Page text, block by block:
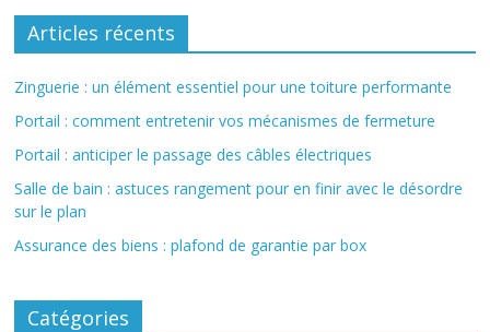
Articles récents
Zinguerie : un élément essentiel pour une toiture performante
Portail : comment entretenir vos mécanismes de fermeture
Portail : anticiper le passage des câbles électriques
Salle de bain : astuces rangement pour en finir avec le désordre
sur le plan
Assurance des biens : plafond de garantie par box
Catégories